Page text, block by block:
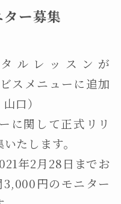
ー募集
ルレッスンが
スメニューに追加
口）
に関して正式リリ
たします。
年2月28日までお
円のモニター